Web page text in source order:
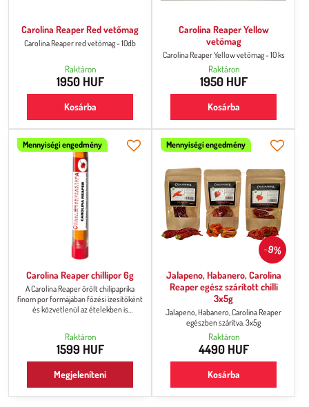
Carolina Reaper Red vetőmag
Carolina Reaper red vetőmag - 10db
Raktáron
1950 HUF
Kosárba
Carolina Reaper Yellow
vetőmag
Carolina Reaper Yellow vetőmag - 10 ks
Raktáron
1950 HUF
Kosárba
Mennyiségi engedmény
Carolina Reaper chillipor 6g
A Carolina Reaper őrölt chilipaprika
finom por formájában főzési ízesítőként
és közvetlenül az ételekben is
csípőssége mellett kellemes
gyümölcsös, édes ízt kínál
(természetesen csak a
legtapasztaltabb chilifogyasztóknak).
Raktáron
1599 HUF
Megjeleníteni
9%
Mennyiségi engedmény
Jalapeno, Habanero, Carolina
Reaper egész szárított chilli
3x5g
Jalapeno, Habanero, Carolina Reaper
egészben szárítva. 3x5g
Raktáron
4490 HUF
Kosárba